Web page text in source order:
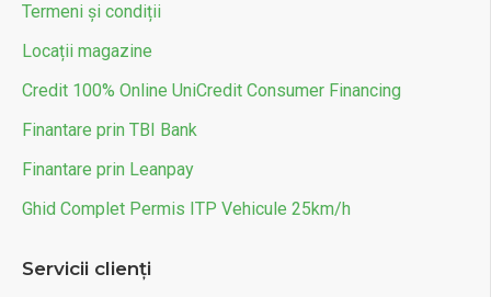
Termeni și condiții
Locații magazine
Credit 100% Online UniCredit Consumer Financing
Finantare prin TBI Bank
Finantare prin Leanpay
Ghid Complet Permis ITP Vehicule 25km/h
Servicii clienți